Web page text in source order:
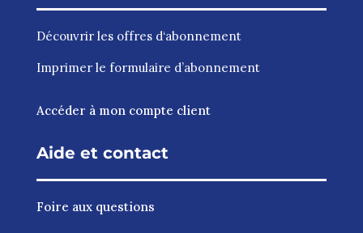
Découvrir les offres d‘abonnement
Imprimer le formulaire d’abonnement
Accéder à mon compte client
Aide et contact
Foire aux questions